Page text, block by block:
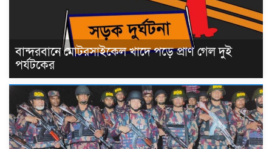
বান্দরবানে মোটরসাইকেল খাদে পড়ে প্রাণ গেল দুই
পর্যটকের